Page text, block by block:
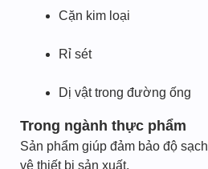
Cặn kim loại
Rỉ sét
Dị vật trong đường ống
Trong ngành thực phẩm
Sản phẩm giúp đảm bảo độ
vệ thiết bị sản xuất.